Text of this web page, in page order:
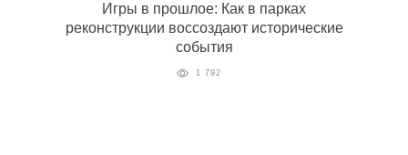
Игры в прошлое: Как в парках
реконструкции воссоздают исторические
события
1 792